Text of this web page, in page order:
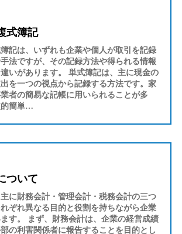
式簿記
記は、いずれも企業や個人が取引を記録
法ですが、その記録方法や得られる情報
いがあります。 単式簿記は、主に現金の
を一つの視点から記録する方法です。家
者の簡易な記帳に用いられることが多
的簡単…
ついて
に財務会計・管理会計・税務会計の三つ
ぞれ異なる目的と役割を持ちながら企業
す。 まず、財務会計は、企業の経営成績
の利害関係者に報告することを目的とし